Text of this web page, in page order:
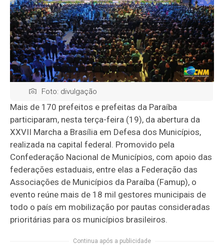
Foto: divulgação
Mais de 170 prefeitos e prefeitas da Paraíba
participaram, nesta terça-feira (19), da abertura da
XXVII Marcha a Brasília em Defesa dos Municípios,
realizada na capital federal. Promovido pela
Confederação Nacional de Municípios, com apoio das
federações estaduais, entre elas a Federação das
Associações de Municípios da Paraíba (Famup), o
evento reúne mais de 18 mil gestores municipais de
todo o país em mobilização por pautas consideradas
prioritárias para os municípios brasileiros.
Continua após a publicidade